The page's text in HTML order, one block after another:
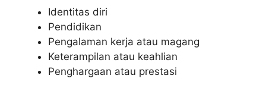
Identitas diri
Pendidikan
Pengalaman kerja atau magang
Keterampilan atau keahlian
Penghargaan atau prestasi